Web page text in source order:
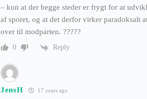
– kun at der begge steder er frygt for at
af sporet, og at det derfor virker paradoksalt
over til modparten. ?????
0 Reply
JensH 17 years ago